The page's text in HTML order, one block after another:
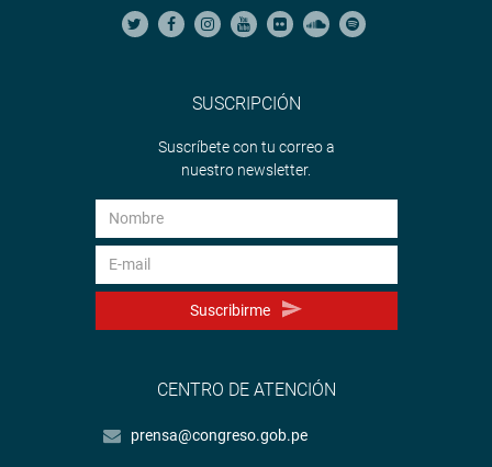
SUSCRIPCIÓN
Suscríbete con tu correo a
nuestro newsletter.
Suscribirme
CENTRO DE ATENCIÓN
prensa@congreso.gob.pe